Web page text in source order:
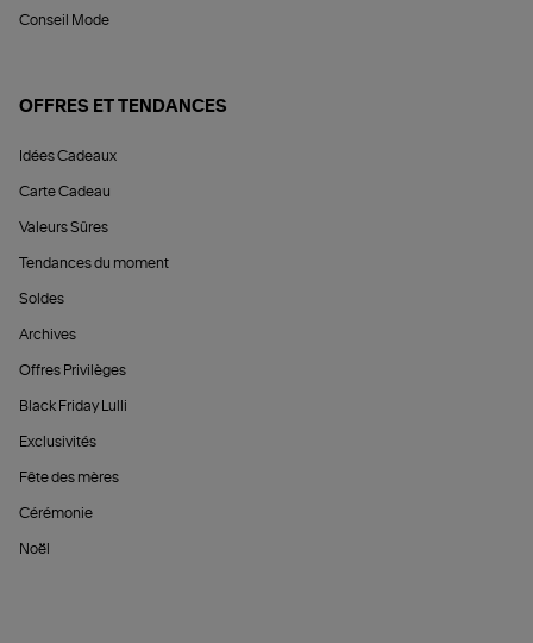
Conseil Mode
OFFRES ET TENDANCES
Idées Cadeaux
Carte Cadeau
Valeurs Sûres
Tendances du moment
Soldes
Archives
Offres Privilèges
Black Friday Lulli
Exclusivités
Fête des mères
Cérémonie
Noël